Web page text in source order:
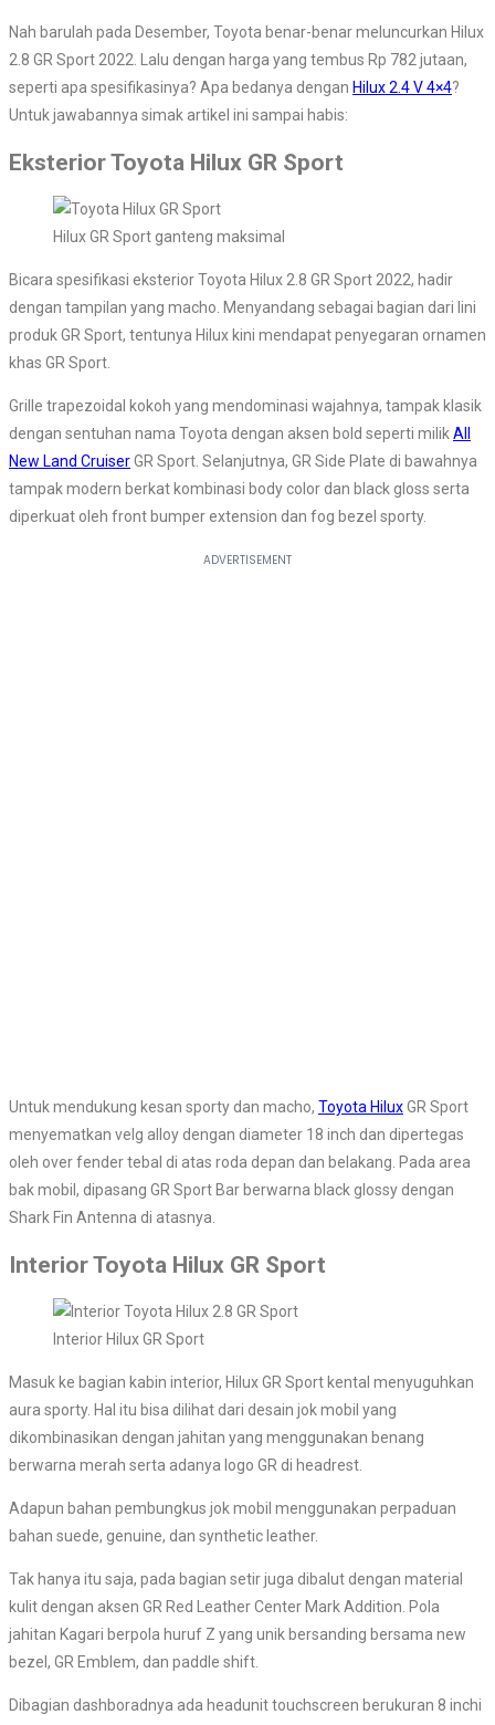
Nah barulah pada Desember, Toyota benar-benar meluncurkan Hilux
2.8 GR Sport 2022. Lalu dengan harga yang tembus Rp 782 jutaan,
seperti apa spesifikasinya? Apa bedanya dengan Hilux 2.4 V 4×4?
Untuk jawabannya simak artikel ini sampai habis:
Eksterior Toyota Hilux GR Sport
Hilux GR Sport ganteng maksimal
Bicara spesifikasi eksterior Toyota Hilux 2.8 GR Sport 2022, hadir
dengan tampilan yang macho. Menyandang sebagai bagian dari lini
produk GR Sport, tentunya Hilux kini mendapat penyegaran ornamen
khas GR Sport.
Grille trapezoidal kokoh yang mendominasi wajahnya, tampak klasik
dengan sentuhan nama Toyota dengan aksen bold seperti milikAll
New Land CruiserGR Sport. Selanjutnya, GR Side Plate di bawahnya
tampak modern berkat kombinasi body color dan black gloss serta
diperkuat oleh front bumper extension dan fog bezel sporty.
Untuk mendukung kesan sporty dan macho, Toyota HiluxGR Sport
menyematkan velg alloy dengan diameter 18 inch dan dipertegas
oleh over fender tebal di atas roda depan dan belakang. Pada area
bak mobil, dipasang GR Sport Bar berwarna black glossy dengan
Shark Fin Antenna di atasnya.
Interior Toyota Hilux GR Sport
Interior Hilux GR Sport
Masuk ke bagian kabin interior, Hilux GR Sport kental menyuguhkan
aura sporty. Hal itu bisa dilihat dari desain jok mobil yang
dikombinasikan dengan jahitan yang menggunakan benang
berwarna merah serta adanya logo GR di headrest.
Adapun bahan pembungkus jok mobil menggunakan perpaduan
bahan suede, genuine, dan synthetic leather.
Tak hanya itu saja, pada bagian setir juga dibalut dengan material
kulit dengan aksen GR Red Leather Center Mark Addition. Pola
jahitan Kagari berpola huruf Z yang unik bersanding bersama new
bezel, GR Emblem, dan paddle shift.
Dibagian dashboradnya ada headunit touchscreen berukuran 8 inchi